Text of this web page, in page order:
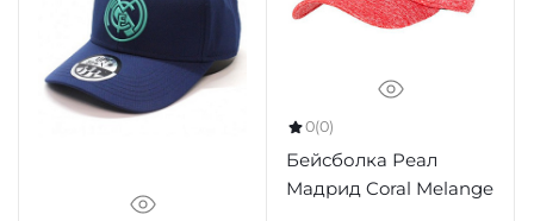
0(0)
Бейсболка Реал
Мадрид Coral Melange